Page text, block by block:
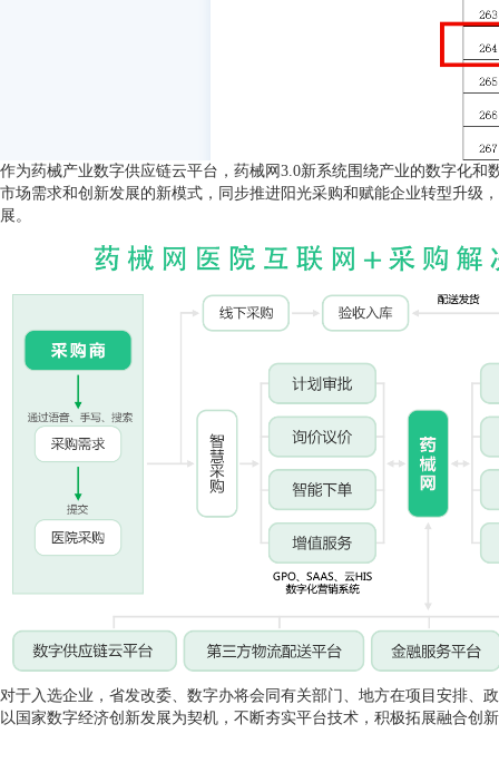
作为药械产业数字供应链云平台，药械网3.0新系统围绕产业的数字化
市场需求和创新发展的新模式，同步推进阳光采购和赋能企业转型升级
展。
对于入选企业，省发改委、数字办将会同有关部门、地方在项目安排、
以国家数字经济创新发展为契机，不断夯实平台技术，积极拓展融合